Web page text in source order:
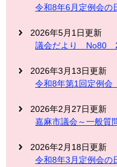
令和8年6月定例会の
2026年5月1日更新
議会だより No80
2026年3月13日更新
令和8年第1回定例
2026年2月27日更新
嘉麻市議会～一般質
2026年2月18日更新
令和8年3月定例会の